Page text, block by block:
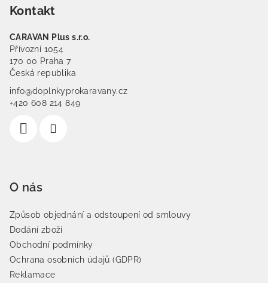
Kontakt
CARAVAN Plus s.r.o.
Přívozní 1054
170 00 Praha 7
Česká republika
info@doplnkyprokaravany.cz
+420 608 214 849
O nás
Způsob objednání a odstoupení od smlouvy
Dodání zboží
Obchodní podmínky
Ochrana osobních údajů (GDPR)
Reklamace